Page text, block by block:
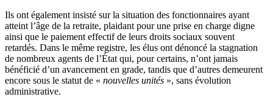
Ils ont également insisté sur la situation des fonctionnaires ayant
atteint l’âge de la retraite, plaidant pour une prise en charge digne
ainsi que le paiement effectif de leurs droits sociaux souvent
retardés. Dans le même registre, les élus ont dénoncé la stagnation
de nombreux agents de l’État qui, pour certains, n’ont jamais
bénéficié d’un avancement en grade, tandis que d’autres demeurent
encore sous le statut de « nouvelles unités », sans évolution
administrative.